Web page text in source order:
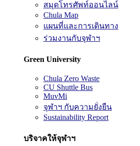
สมุดโทรศัพท์ออนไลน์
Chula Map
แผนที่และการเดินทาง
ร่วมงานกับจุฬาฯ
Green University
Chula Zero Waste
CU Shuttle Bus
MuvMi
จุฬาฯ กับความยั่งยืน
Sustainability Report
บริจาคให้จุฬาฯ